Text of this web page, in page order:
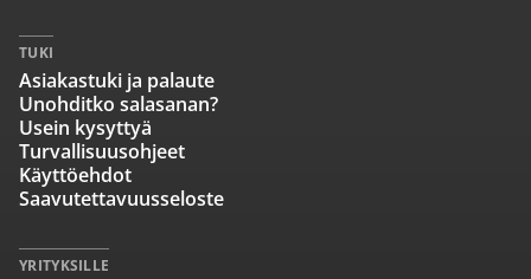
TUKI
Asiakastuki ja palaute
Unohditko salasanan?
Usein kysyttyä
Turvallisuusohjeet
Käyttöehdot
Saavutettavuusseloste
YRITYKSILLE